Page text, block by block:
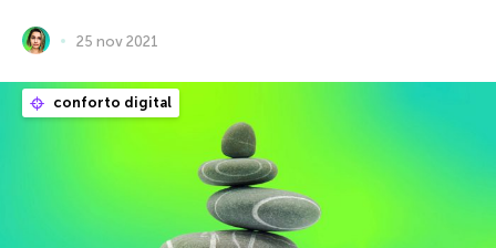
25 nov 2021
conforto digital